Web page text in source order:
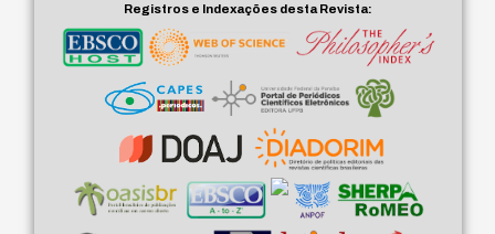
Registros e Indexações desta Revista: